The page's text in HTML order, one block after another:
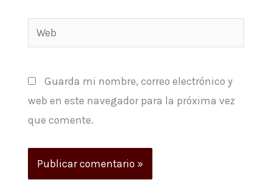
Web
Guarda mi nombre, correo electrónico y
web en este navegador para la próxima vez
que comente.